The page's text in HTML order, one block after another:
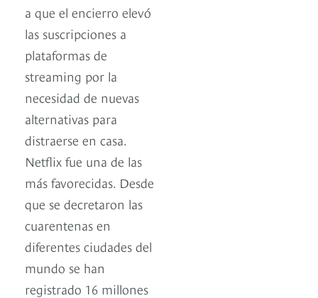
a que el encierro elevó
las suscripciones a
plataformas de
streaming por la
necesidad de nuevas
alternativas para
distraerse en casa.
Netflix fue una de las
más favorecidas. Desde
que se decretaron las
cuarentenas en
diferentes ciudades del
mundo se han
registrado 16 millones